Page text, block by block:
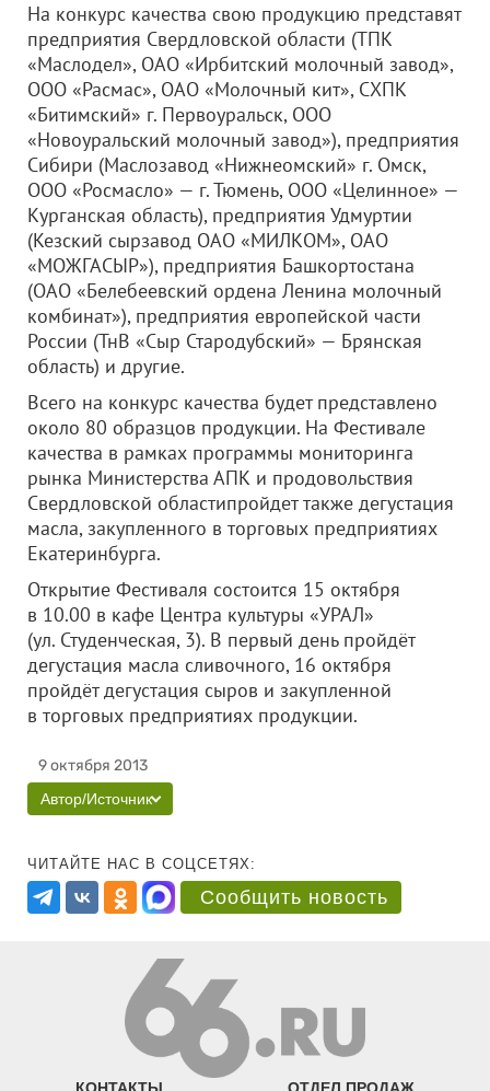
На конкурс качества свою продукцию представят
предприятия Свердловской области (ТПК
«Маслодел», ОАО «Ирбитский молочный завод»,
ООО «Расмас», ОАО «Молочный кит», СХПК
«Битимский» г. Первоуральск, ООО
«Новоуральский молочный завод»), предприятия
Сибири (Маслозавод «Нижнеомский» г. Омск,
ООО «Росмасло» — г. Тюмень, ООО «Целинное» —
Курганская область), предприятия Удмуртии
(Кезский сырзавод ОАО «МИЛКОМ», ОАО
«МОЖГАСЫР»), предприятия Башкортостана
(ОАО «Белебеевский ордена Ленина молочный
комбинат»), предприятия европейской части
России (ТнВ «Сыр Стародубский» — Брянская
область) и другие.
Всего на конкурс качества будет представлено
около 80 образцов продукции. На Фестивале
качества в рамках программы мониторинга
рынка Министерства АПК и продовольствия
Свердловской областипройдет также дегустация
масла, закупленного в торговых предприятиях
Екатеринбурга.
Открытие Фестиваля состоится 15 октября
в 10.00 в кафе Центра культуры «УРАЛ»
(ул. Студенческая, 3). В первый день пройдёт
дегустация масла сливочного, 16 октября
пройдёт дегустация сыров и закупленной
в торговых предприятиях продукции.
9 октября 2013
Автор/Источник
ЧИТАЙТЕ НАС В СОЦСЕТЯХ:
Сообщить новость